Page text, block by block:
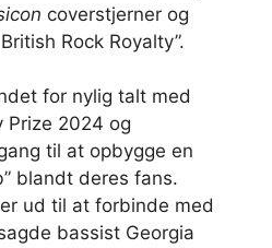
coverstjerner og
Rock Royalty”.
for nylig talt med
Prize 2024 og
til at opbygge en
blandt deres fans.
ud til at forbinde med
bassist Georgia